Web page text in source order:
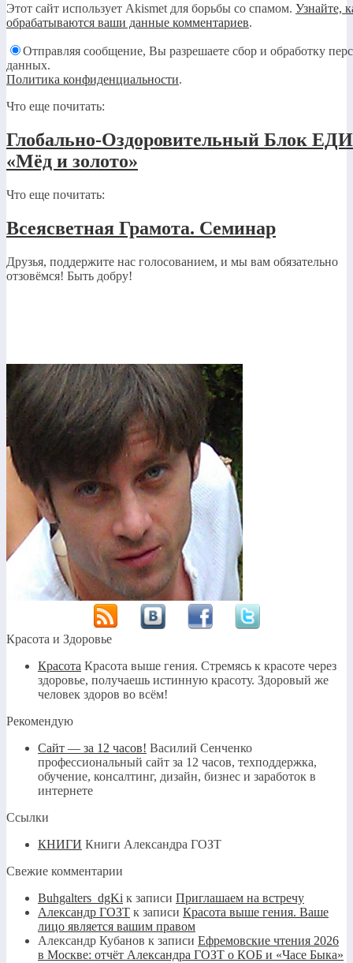
Этот сайт использует Akismet для борьбы со спамом. Узнайте,
обрабатываются ваши данные комментариев.
Отправляя сообщение, Вы разрешаете сбор и обработку
данных.
Политика конфиденциальности.
Что еще почитать:
Глобально-Оздоровительный Блок
«Мёд и золото»
Что еще почитать:
Всеясветная Грамота. Семинар
Друзья, поддержите нас голосованием, и мы вам обязательно
отзовёмся! Быть добру!
Красота и Здоровье
Красота Красота выше гения. Стремясь к красоте через
здоровье, получаешь истинную красоту. Здоровый же
человек здоров во всём!
Рекомендую
Сайт — за 12 часов! Василий Сенченко
профессиональный сайт за 12 часов, техподдержка,
обучение, консалтинг, дизайн, бизнес и заработок в
интернете
Ссылки
КНИГИ Книги Александра ГОЗТ
Свежие комментарии
Buhgalters_dgKi к записи Приглашаем на встречу
Александр ГОЗТ к записи Красота выше гения. Ваше
лицо является вашим правом
Александр Кубанов к записи Ефремовские чтения 2026
в Москве: отчёт Александра ГОЗТ о КОБ и «Часе Быка»